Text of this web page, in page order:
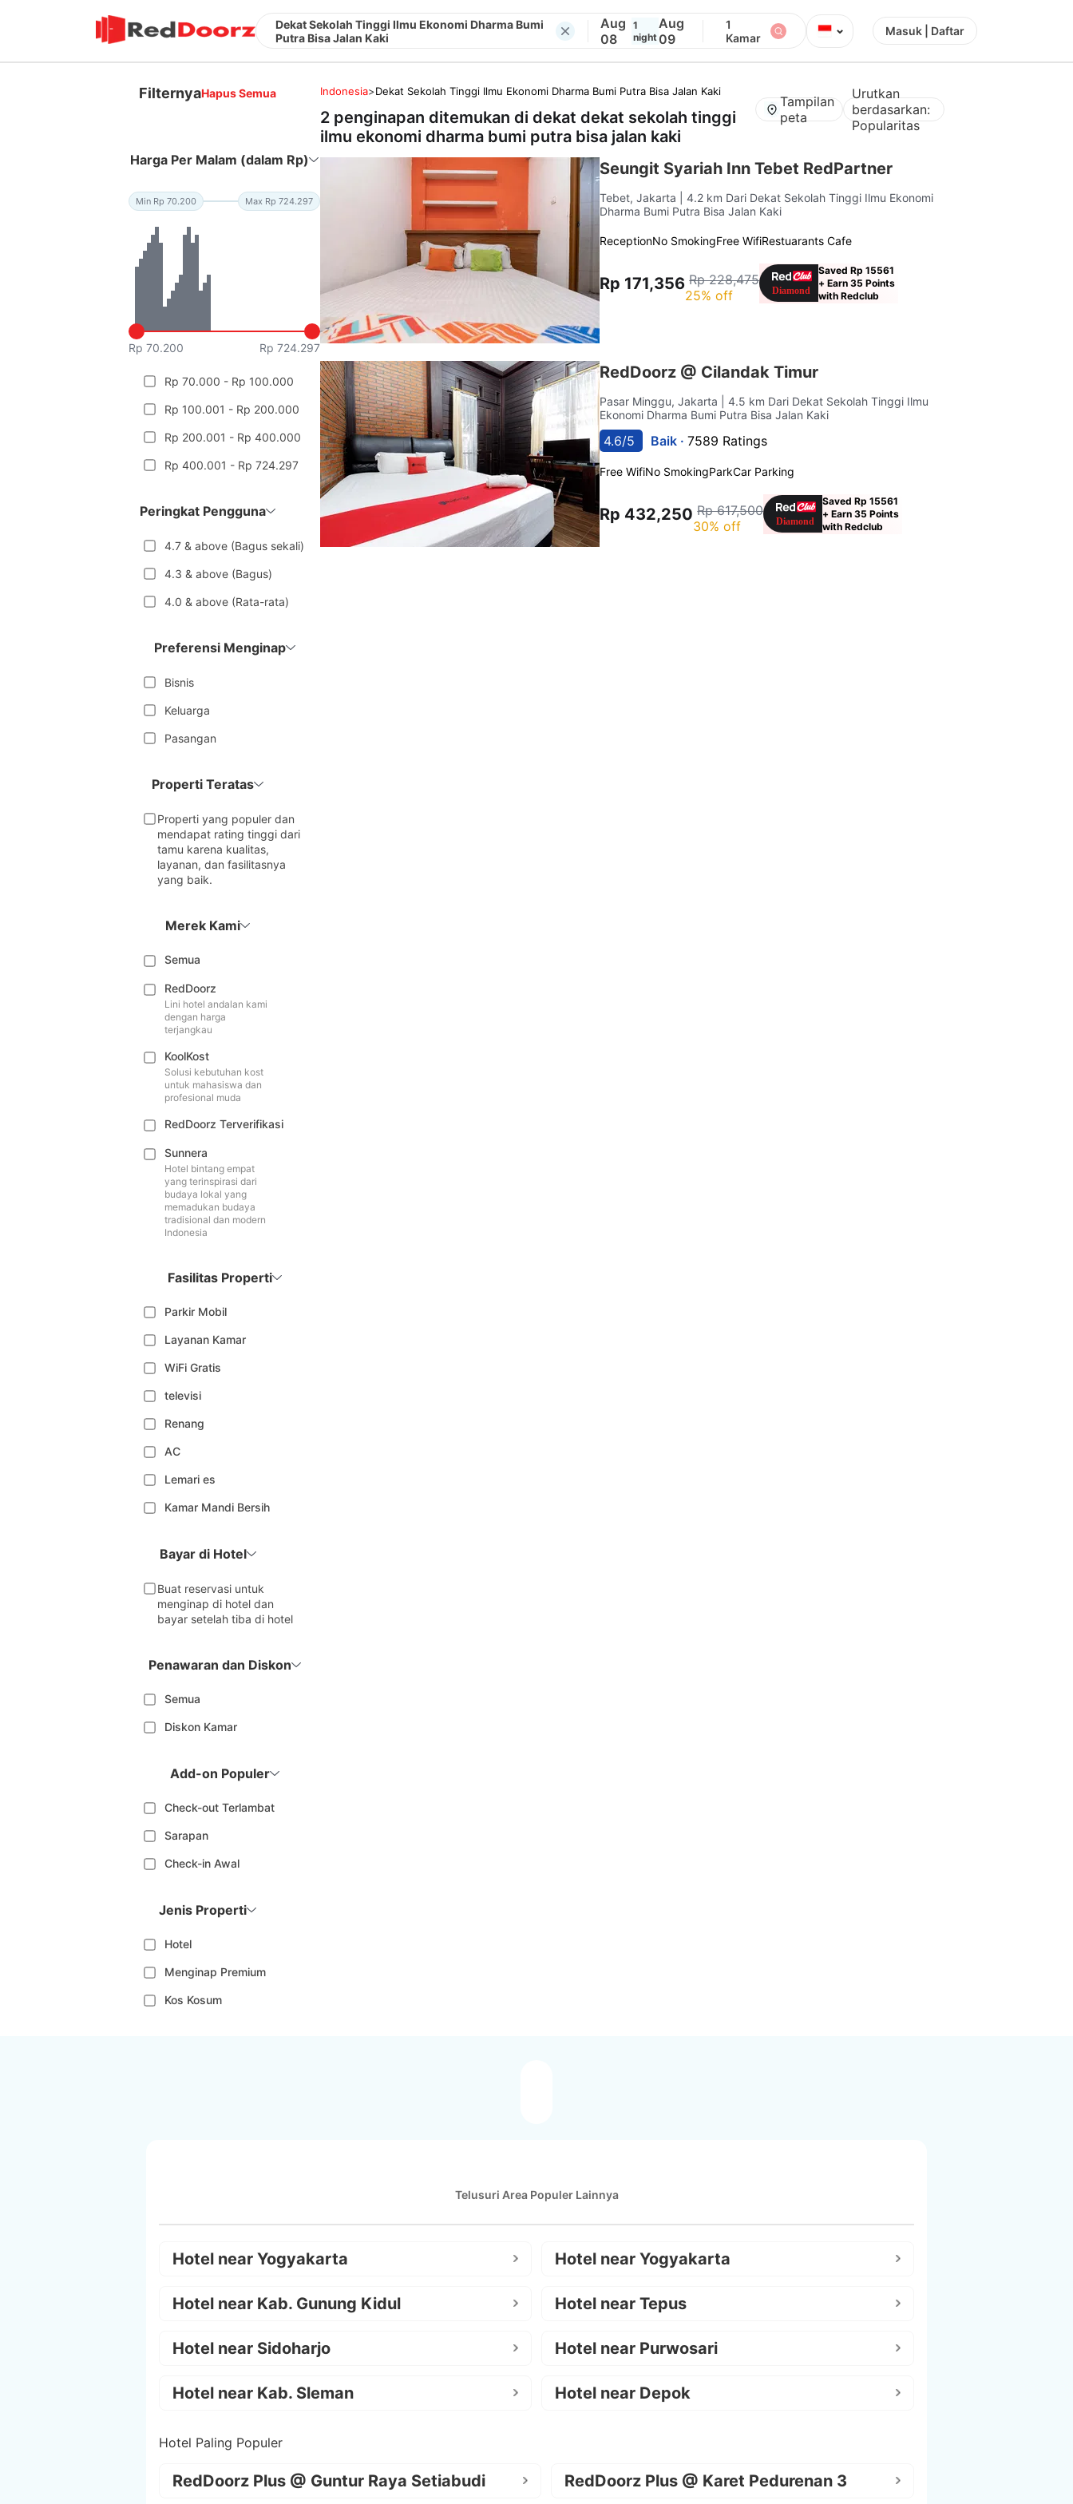
Dekat Sekolah Tinggi Ilmu Ekonomi Dharma Bumi
Putra Bisa Jalan Kaki
Aug
08
1
night
Aug
09
1
Kamar
⌄ Masuk | Daftar
FilternyaHapus Semua
Harga Per Malam (dalam Rp)
Min Rp 70.200 Max Rp 724.297
Rp 70.200 Rp 724.297
Rp 70.000 - Rp 100.000
Rp 100.001 - Rp 200.000
Rp 200.001 - Rp 400.000
Rp 400.001 - Rp 724.297
Peringkat Pengguna
4.7 & above (Bagus sekali)
4.3 & above (Bagus)
4.0 & above (Rata-rata)
Preferensi Menginap
Bisnis
Keluarga
Pasangan
Properti Teratas
Properti yang populer dan
mendapat rating tinggi dari
tamu karena kualitas,
layanan, dan fasilitasnya
yang baik.
Merek Kami
Semua
RedDoorz
Lini hotel andalan kami
dengan harga
terjangkau
KoolKost
Solusi kebutuhan kost
untuk mahasiswa dan
profesional muda
RedDoorz Terverifikasi
Sunnera
Hotel bintang empat
yang terinspirasi dari
budaya lokal yang
memadukan budaya
tradisional dan modern
Indonesia
Fasilitas Properti
Parkir Mobil
Layanan Kamar
WiFi Gratis
televisi
Renang
AC
Lemari es
Kamar Mandi Bersih
Bayar di Hotel
Buat reservasi untuk
menginap di hotel dan
bayar setelah tiba di hotel
Penawaran dan Diskon
Semua
Diskon Kamar
Add-on Populer
Check-out Terlambat
Sarapan
Check-in Awal
Jenis Properti
Hotel
Menginap Premium
Kos Kosum
Indonesia>Dekat Sekolah Tinggi Ilmu Ekonomi Dharma Bumi Putra Bisa Jalan Kaki
2 penginapan ditemukan di dekatdekat sekolah tinggi
ilmu ekonomi dharma bumi putra bisa jalan kaki
Tampilan
peta
Urutkan
berdasarkan:
Popularitas
Seungit Syariah Inn Tebet RedPartner
Tebet, Jakarta
| 4.2 km Dari Dekat Sekolah Tinggi Ilmu Ekonomi
Dharma Bumi Putra Bisa Jalan Kaki
ReceptionNo SmokingFree WifiRestuarants Cafe
Rp 171,356 Rp 228,475
25% off
Saved Rp 15561
+ Earn 35 Points
with Redclub
RedDoorz @ Cilandak Timur
Pasar Minggu, Jakarta
| 4.5 km Dari Dekat Sekolah Tinggi Ilmu
Ekonomi Dharma Bumi Putra Bisa Jalan Kaki
4.6/5 Baik ·7589 Ratings
Free WifiNo SmokingParkCar Parking
Rp 432,250 Rp 617,500
30% off
Saved Rp 15561
+ Earn 35 Points
with Redclub
Telusuri Area Populer Lainnya
Hotel near Yogyakarta Hotel near Yogyakarta
Hotel near Kab. Gunung Kidul Hotel near Tepus
Hotel near Sidoharjo Hotel near Purwosari
Hotel near Kab. Sleman Hotel near Depok
Hotel Paling Populer
RedDoorz Plus @ Guntur Raya Setiabudi RedDoorz Plus @ Karet Pedurenan 3